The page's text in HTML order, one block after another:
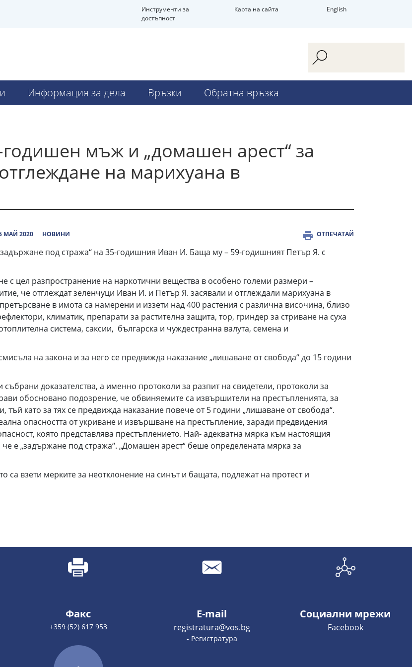
Инструменти за
достъпност
Карта на сайта English
Информация за дела Връзки Обратна връзка
годишен мъж и „домашен арест“ за
на марихуана в
МАЙ 2020 НОВИНИ ОТПЕЧАТАЙ
под стража“ на 35-годишния Иван И. Баща му – 59-годишният Петър Я. с
с цел разпространение на наркотични вещества в особено големи размери –
че отглеждат зеленчуци Иван И. и Петър Я. засявали и отглеждали марихуана в
в имота са намерени и иззети над 400 растения с различна височина, близо
климатик, препарати за растителна защита, тор, гриндер за стриване на суха
система, саксии, българска и чуждестранна валута, семена и
на закона и за него се предвижда наказание „лишаване от свобода“ до 15 години
доказателства, а именно протоколи за разпит на свидетели, протоколи за
обосновано подозрение, че обвиняемите са извършители на престъпленията, за
като за тях се предвижда наказание повече от 5 години „лишаване от свобода“.
опасността от укриване и извършване на престъпление, заради предвидения
която представлява престъплението. Най- адекватна мярка към настоящия
е „задържане под стража“. „Домашен арест“ беше определената мярка за
са взети мерките за неотклонение на синът и бащата, подлежат на протест и
Факс
+359 (52) 617 953
E-mail
registratura@vos.bg
- Регистратура
Социални мрежи
Facebook